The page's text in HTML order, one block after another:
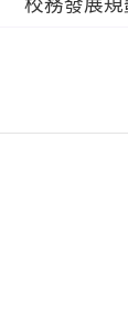
校務發展